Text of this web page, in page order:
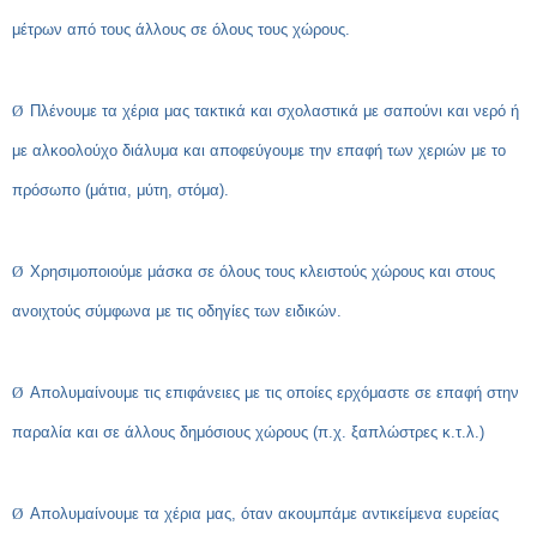
μέτρων από τους άλλους σε όλους τους χώρους.
Ø Πλένουμε τα χέρια μας τακτικά και σχολαστικά με σαπούνι και νερό ή
με αλκοολούχο διάλυμα και αποφεύγουμε την επαφή των χεριών με το
πρόσωπο (μάτια, μύτη, στόμα).
Ø Χρησιμοποιούμε μάσκα σε όλους τους κλειστούς χώρους και στους
ανοιχτούς σύμφωνα με τις οδηγίες των ειδικών.
Ø Απολυμαίνουμε τις επιφάνειες με τις οποίες ερχόμαστε σε επαφή στην
παραλία και σε άλλους δημόσιους χώρους (π.χ. ξαπλώστρες κ.τ.λ.)
Ø Απολυμαίνουμε τα χέρια μας, όταν ακουμπάμε αντικείμενα ευρείας